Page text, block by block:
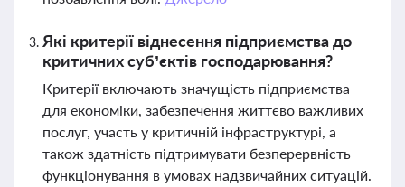
Які критерії віднесення підприємства до
критичних суб’єктів господарювання?
Критерії включають значущість підприємства
для економіки, забезпечення життєво важливих
послуг, участь у критичній інфраструктурі, а
також здатність підтримувати безперервність
функціонування в умовах надзвичайних ситуацій.